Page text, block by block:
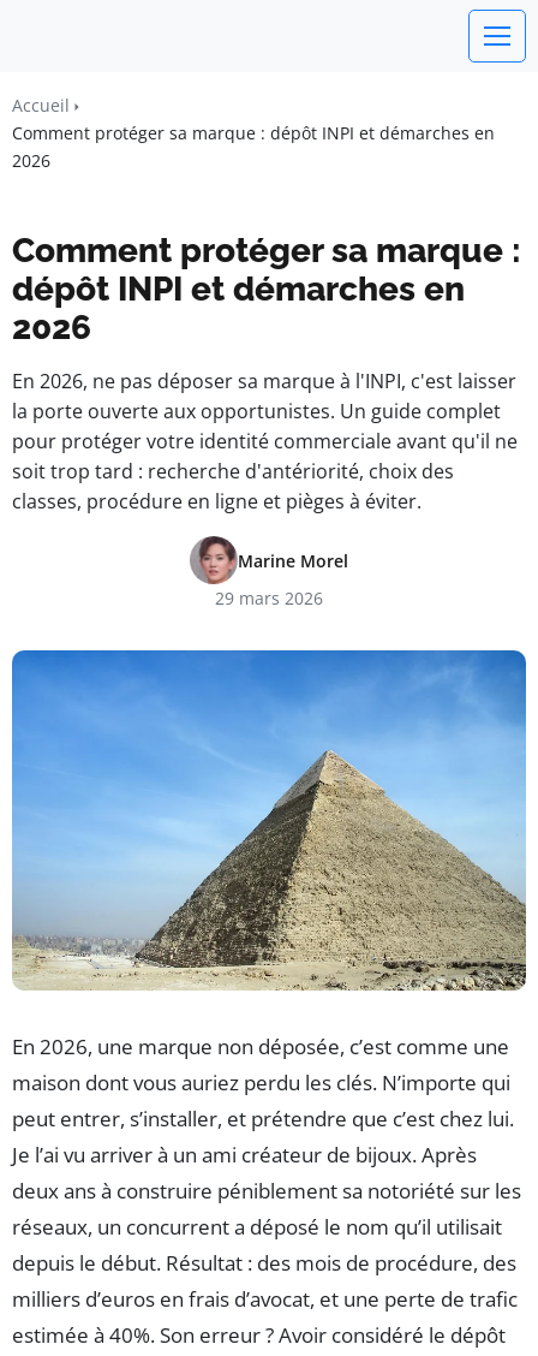
BUSINESS INSIGHTS FOR FRANCE
Accueil
Comment protéger sa marque : dépôt INPI et démarches en
2026
Comment protéger sa marque :
dépôt INPI et démarches en
2026
En 2026, ne pas déposer sa marque à l'INPI, c'est laisser
la porte ouverte aux opportunistes. Un guide complet
pour protéger votre identité commerciale avant qu'il ne
soit trop tard : recherche d'antériorité, choix des
classes, procédure en ligne et pièges à éviter.
Marine Morel
29 mars 2026
En 2026, une marque non déposée, c’est comme une
maison dont vous auriez perdu les clés. N’importe qui
peut entrer, s’installer, et prétendre que c’est chez lui.
Je l’ai vu arriver à un ami créateur de bijoux. Après
deux ans à construire péniblement sa notoriété sur les
réseaux, un concurrent a déposé le nom qu’il utilisait
depuis le début. Résultat : des mois de procédure, des
milliers d’euros en frais d’avocat, et une perte de trafic
estimée à 40%. Son erreur ? Avoir considéré le dépôt